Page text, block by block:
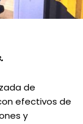
de
efectivos de
y